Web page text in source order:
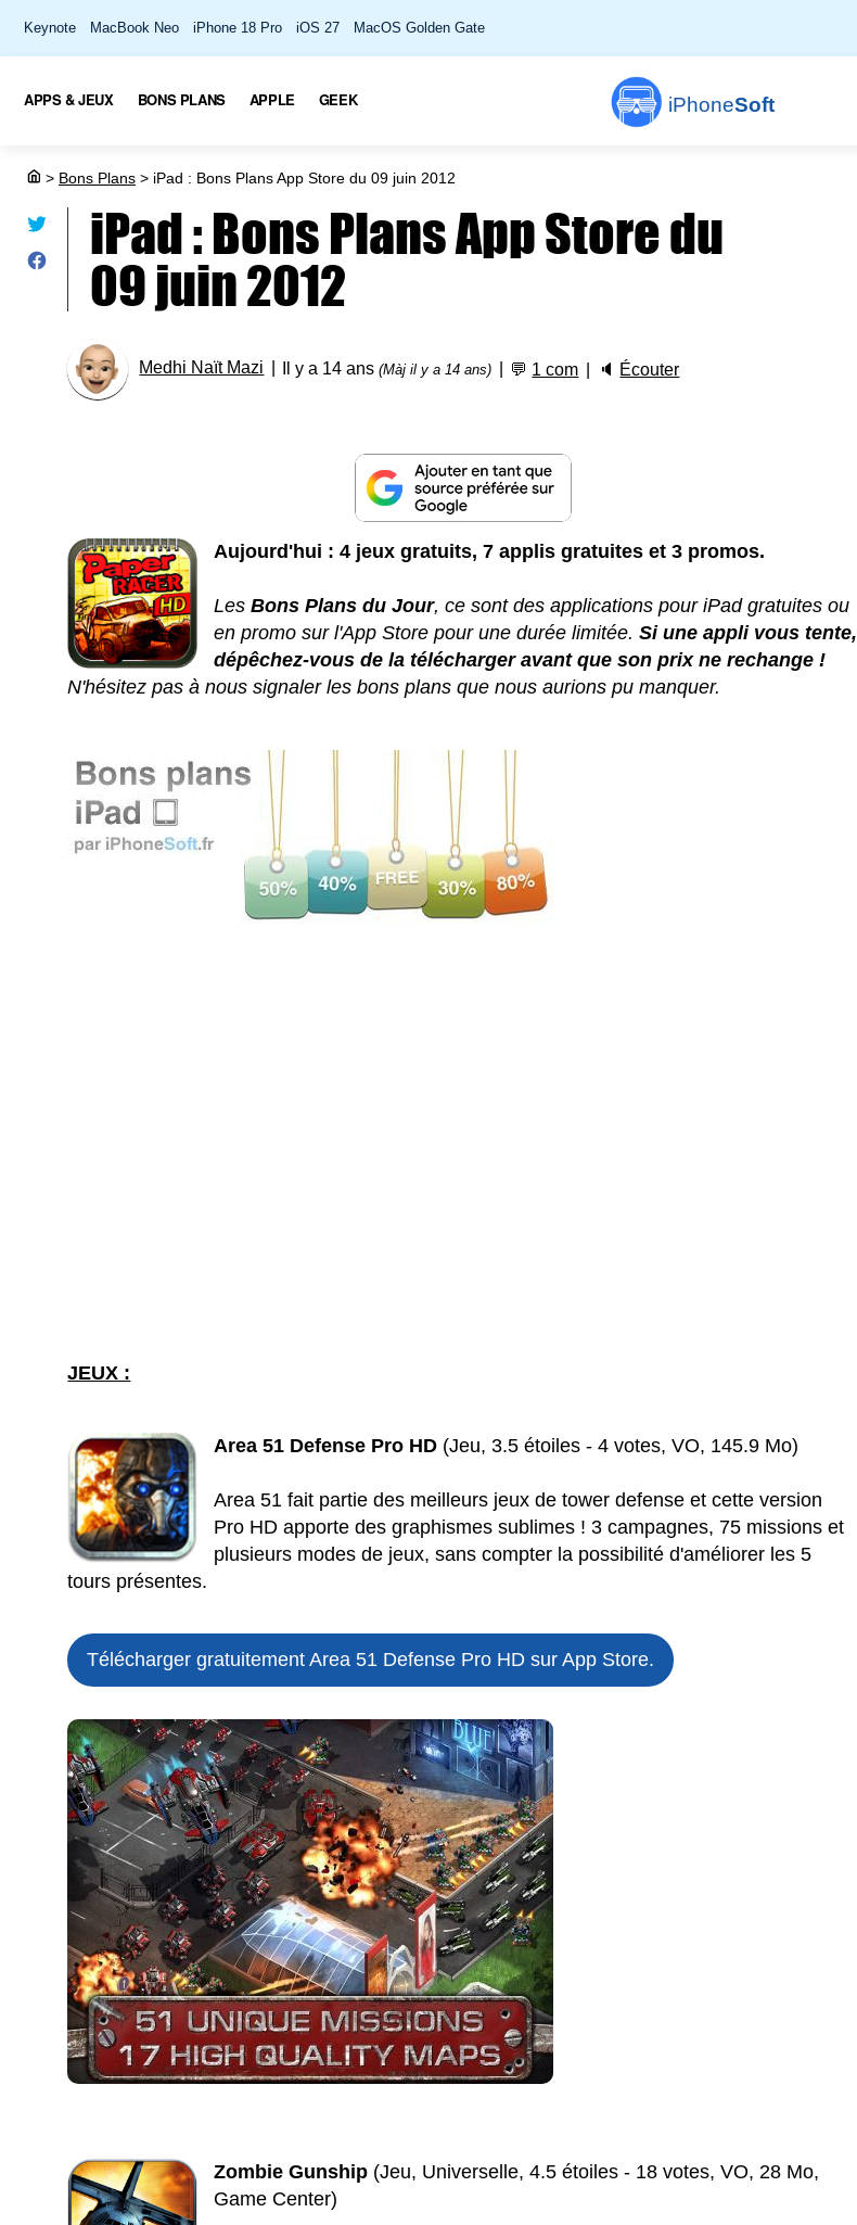
Keynote MacBook Neo iPhone 18 Pro iOS 27 MacOS Golden Gate
iPhoneSoft
APPS & JEUX BONS PLANS APPLE GEEK
> Bons Plans > iPad : Bons Plans App Store du 09 juin 2012
iPad : Bons Plans App Store du
09 juin 2012
Medhi Naït Mazi Il y a 14 ans(Màj il y a 14 ans) 💬 1 com 🔈 Écouter
Aujourd'hui : 4 jeux gratuits, 7 applis gratuites et 3 promos.
LesBons Plans du Jour, ce sont des applications pour iPad gratuites ou
en promo sur l'App Store pour une durée limitée.Si une appli vous tente,
dépêchez-vous de la télécharger avant que son prix ne rechange !
N'hésitez pas à nous signaler les bons plans que nous aurions pu manquer.
JEUX :
Area 51 Defense Pro HD (Jeu, 3.5 étoiles - 4 votes, VO, 145.9 Mo)
Area 51 fait partie des meilleurs jeux de tower defense et cette version
Pro HD apporte des graphismes sublimes ! 3 campagnes, 75 missions et
plusieurs modes de jeux, sans compter la possibilité d'améliorer les 5
tours présentes.
Télécharger gratuitement Area 51 Defense Pro HD sur App Store.
Zombie Gunship (Jeu, Universelle, 4.5 étoiles - 18 votes, VO, 28 Mo,
Game Center)